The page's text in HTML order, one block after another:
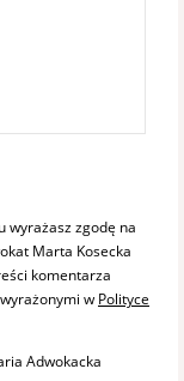
wyrażasz zgodę na
Marta Kosecka
komentarza
w Polityce
Adwokacka